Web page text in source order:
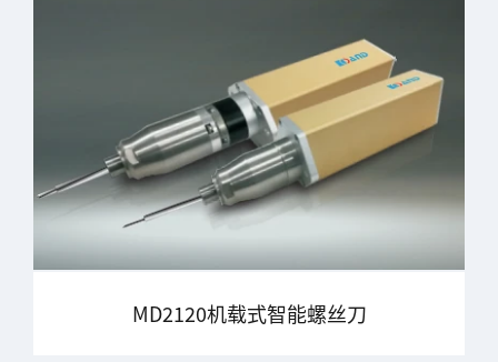
MD2120机载式智能螺丝刀